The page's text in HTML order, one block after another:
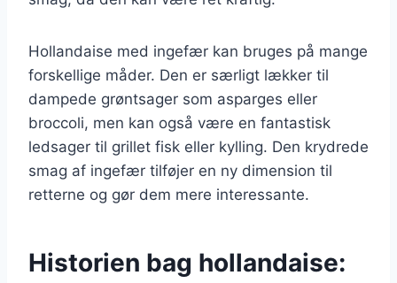
Hollandaise med ingefær kan bruges på mange
forskellige måder. Den er særligt lækker til
dampede grøntsager som asparges eller
broccoli, men kan også være en fantastisk
ledsager til grillet fisk eller kylling. Den krydrede
smag af ingefær tilføjer en ny dimension til
retterne og gør dem mere interessante.
Historien bag hollandaise: